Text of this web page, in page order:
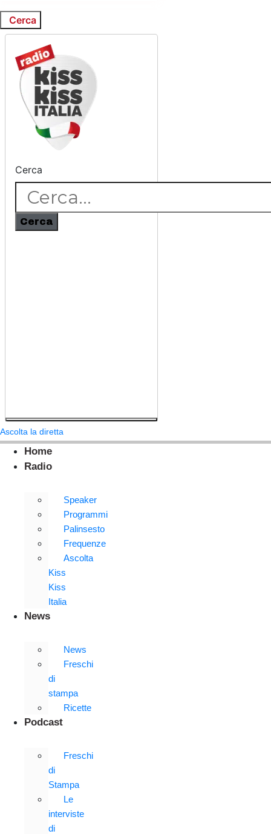
Cerca
Cerca
Cerca
Ascolta la diretta
Home
Radio
Speaker
Programmi
Palinsesto
Frequenze
Ascolta
Kiss
Kiss
Italia
News
News
Freschi
di
stampa
Ricette
Podcast
Freschi
di
Stampa
Le
interviste
di